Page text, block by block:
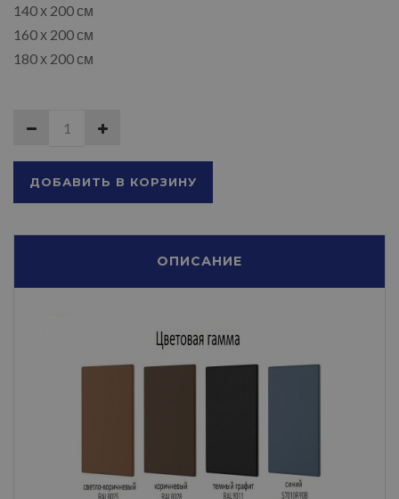
140 х 200 см
160 х 200 см
180 х 200 см
ДОБАВИТЬ В КОРЗИНУ
ОПИСАНИЕ